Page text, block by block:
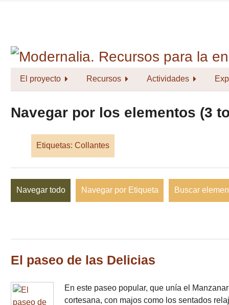
El proyecto Recursos Actividades
Navegar por los elementos (3
Etiquetas: Collantes
Navegar todo Navegar por Etiqueta Buscar
El paseo de las Delicias
En este paseo popular, que unía el
cortesana, con majos como los sentados